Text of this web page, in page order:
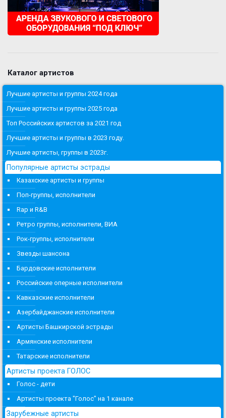
Каталог артистов
Лучшие артисты и группы 2024 года
Лучшие артисты и группы 2025 года
Топ Российских артистов за 2021 год
Лучшие артисты и группы в 2023 году.
Лучшие артисты, группы в 2023г.
Популярные артисты эстрады
Казахские артисты и группы
Поп-группы, исполнители
Rap и R&B
Ретро группы, исполнители, ВИА
Рок-группы, исполнители
Звезды шансона
Бардовские исполнители
Российские оперные исполнители
Кавказские исполнители
Азербайджанские исполнители
Артисты Башкирской эстрады
Армянские исполнители
Татарские исполнители
Артисты проекта ГОЛОС
Голос - дети
Артисты проекта "Голос" на 1 канале
Зарубежные артисты